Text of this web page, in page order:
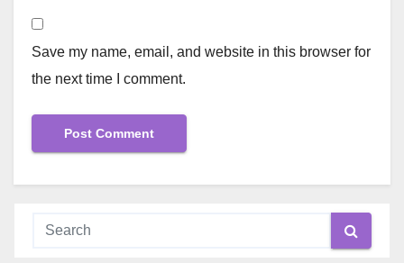
Save my name, email, and website in this browser for
the next time I comment.